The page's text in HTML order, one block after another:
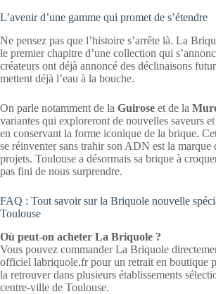
L’avenir d’une gamme qui promet de s’étendre
Ne pensez pas que l’histoire s’arrête là. La
le premier chapitre d’une collection qui
créateurs ont déjà annoncé des déclinaisons
mettent déjà l’eau à la bouche.
On parle notamment de la Guirose et de la
variantes qui exploreront de nouvelles saveurs
en conservant la forme iconique de la brique.
se réinventer sans trahir son ADN est la marque
projets. Toulouse a désormais sa brique à
pas fini de nous surprendre.
FAQ : Tout savoir sur la Briquole nouvelle
Toulouse
Où peut-on acheter La Briquole ?
Vous pouvez commander La Briquole
officiel labriquole.fr pour un retrait en boutique
la retrouver dans plusieurs établissements
centre-ville de Toulouse.